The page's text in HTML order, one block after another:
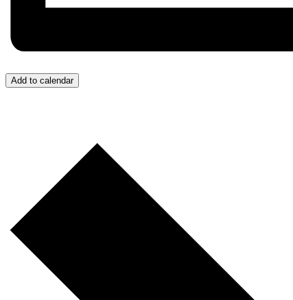
Add to calendar